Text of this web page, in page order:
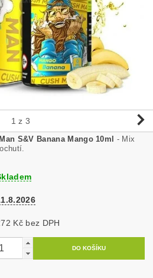
1 z 3
S&V Banana Mango 10ml - Mix
272 Kč bez DPH